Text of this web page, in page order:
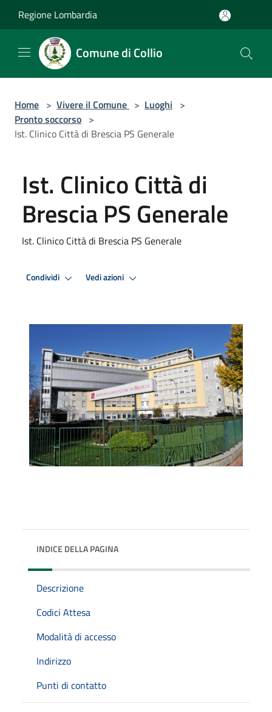
Regione Lombardia
Comune di Collio
Home > Vivere il Comune > Luoghi >
Pronto soccorso >
Ist. Clinico Città di Brescia PS Generale
Ist. Clinico Città di
Brescia PS Generale
Ist. Clinico Città di Brescia PS Generale
Condividi Vedi azioni
INDICE DELLA PAGINA
Descrizione
Codici Attesa
Modalità di accesso
Indirizzo
Punti di contatto